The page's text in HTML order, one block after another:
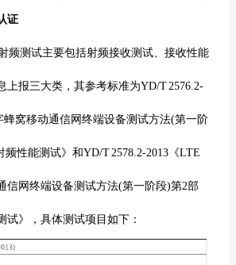
证
频测试主要包括射频接收测试、接收性能
上报三大类，其参考标准为YD/T 2576.2-
蜂窝移动通信网终端设备测试方法(第一阶
性能测试》和YD/T 2578.2-2013《LTE
信网终端设备测试方法(第一阶段)第2部
试》，具体测试项目如下：